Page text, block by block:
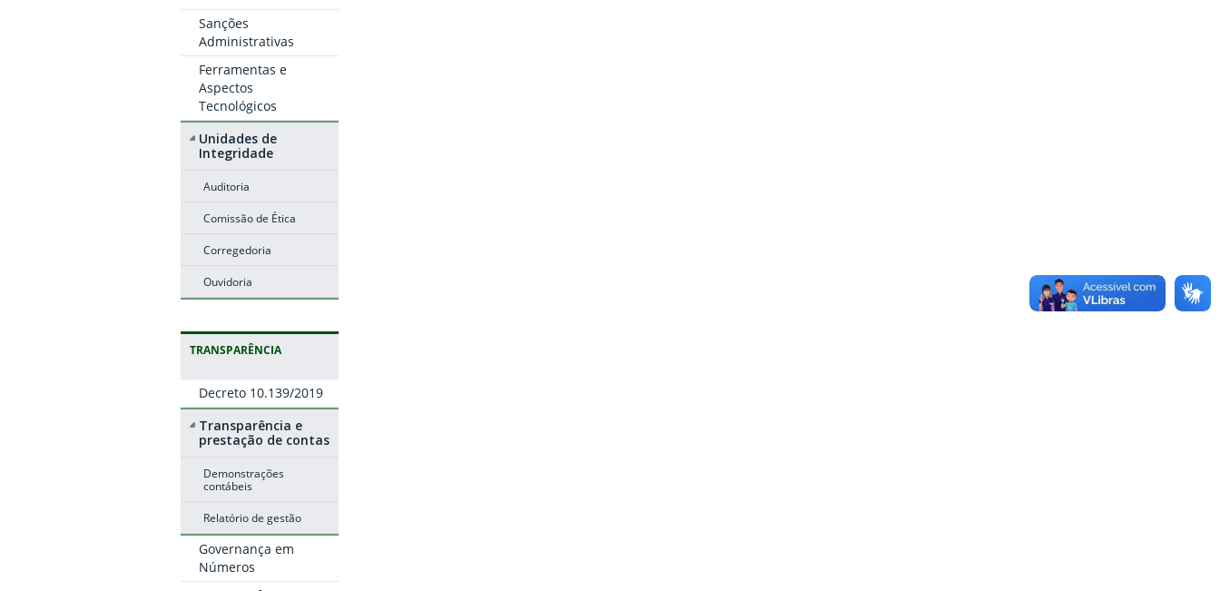
Sanções
Administrativas
Ferramentas e
Aspectos
Tecnológicos
Unidades de
Integridade
Auditoria
Comissão de Ética
Corregedoria
Ouvidoria
TRANSPARÊNCIA
Decreto 10.139/2019
Transparência e
prestação de contas
Demonstrações
contábeis
Relatório de gestão
Governança em
Números